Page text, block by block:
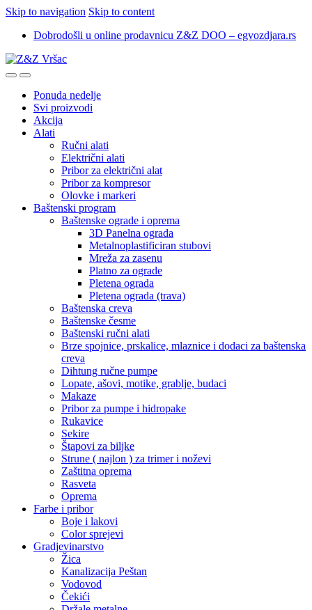
Skip to navigation Skip to content
Dobrodošli u online prodavnicu Z&Z DOO – egvozdjara.rs
Ponuda nedelje
Svi proizvodi
Akcija
Alati
Ručni alati
Električni alati
Pribor za električni alat
Pribor za kompresor
Olovke i markeri
Baštenski program
Baštenske ograde i oprema
3D Panelna ograda
Metalnoplastificiran stubovi
Mreža za zasenu
Platno za ograde
Pletena ograda
Pletena ograda (trava)
Baštenska creva
Baštenske česme
Baštenski ručni alati
Brze spojnice, prskalice, mlaznice i dodaci za baštenska
creva
Dihtung ručne pumpe
Lopate, ašovi, motike, grablje, budaci
Makaze
Pribor za pumpe i hidropake
Rukavice
Sekire
Štapovi za biljke
Strune ( najlon ) za trimer i noževi
Zaštitna oprema
Rasveta
Oprema
Farbe i pribor
Boje i lakovi
Color sprejevi
Gradjevinarstvo
Žica
Kanalizacija Peštan
Vodovod
Čekići